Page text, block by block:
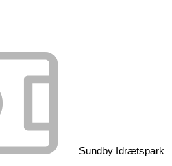
Sundby Idrætspark